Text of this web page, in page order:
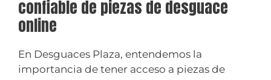
confiable de piezas de desguace
online
En Desguaces Plaza, entendemos la
importancia de tener acceso a piezas de